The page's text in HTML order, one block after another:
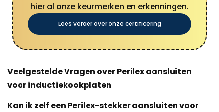
hier al onze keurmerken en erkenningen.
Lees verder over onze certificering
Veelgestelde Vragen over Perilex aansluiten
voor inductiekookplaten
Kan ik zelf een Perilex-stekker aansluiten voor